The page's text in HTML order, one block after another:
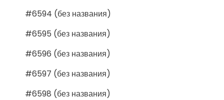
#6594 (без названия)
#6595 (без названия)
#6596 (без названия)
#6597 (без названия)
#6598 (без названия)